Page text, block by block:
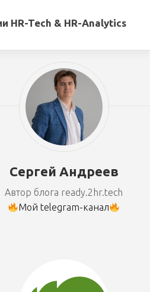
HR-Tech & HR-Analytics
Сергей Андреев
Автор блога ready.2hr.tech
Мой telegram-канал